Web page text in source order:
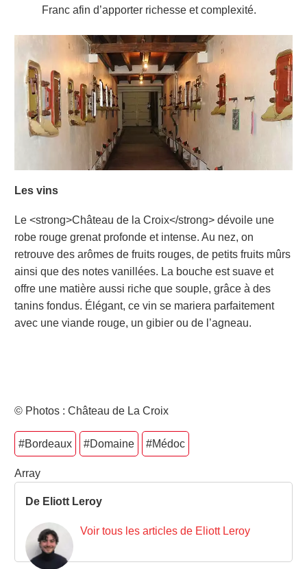
Franc afin d’apporter richesse et complexité.
Les vins
Le <strong>Château de la Croix</strong> dévoile une
robe rouge grenat profonde et intense. Au nez, on
retrouve des arômes de fruits rouges, de petits fruits mûrs
ainsi que des notes vanillées. La bouche est suave et
offre une matière aussi riche que souple, grâce à des
tanins fondus. Élégant, ce vin se mariera parfaitement
avec une viande rouge, un gibier ou de l’agneau.
© Photos : Château de La Croix
#Bordeaux #Domaine #Médoc
Array
De Eliott Leroy
Voir tous les articles de Eliott Leroy